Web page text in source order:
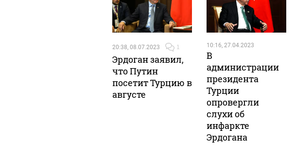
20:38, 08.07.2023 1
Эрдоган заявил,
что Путин
посетит Турцию в
августе
10:16, 27.04.2023
В
администрации
президента
Турции
опровергли
слухи об
инфаркте
Эрдогана